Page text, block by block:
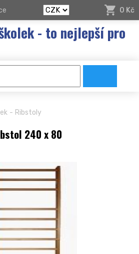
0 Kč
- to nejlepší pro
- Ribstoly
240 x 80